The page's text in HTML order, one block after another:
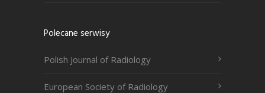
Polecane serwisy
Polish Journal of Radiology
European Society of Radiology